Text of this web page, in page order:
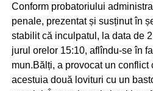
Conform probatoriului
penale, prezentat și susținut în
stabilit că inculpatul, la data de
jurul orelor 15:10, aflîndu-se în
mun.Bălți, a provocat un
acestuia două lovituri cu un